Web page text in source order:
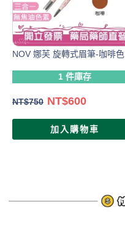
NOV 娜芙 旋轉式眉筆-咖啡色
1 件庫存
NT$750 NT$600
加入購物車